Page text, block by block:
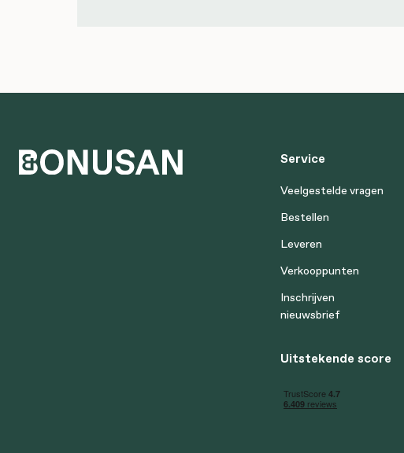
Service
Veelgestelde vragen
Bestellen
Leveren
Verkooppunten
Inschrijven
nieuwsbrief
Uitstekende score